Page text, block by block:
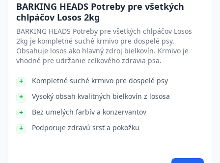
BARKING HEADS Potreby pre všetkých
chlpáčov Losos 2kg
BARKING HEADS Potreby pre všetkých chlpáčov Losos
2kg je kompletné suché krmivo pre dospelé psy.
Obsahuje losos ako hlavný zdroj bielkovín. Krmivo je
vhodné pre udržanie celkového zdravia psa.
Kompletné suché krmivo pre dospelé psy
Vysoký obsah kvalitných bielkovín z lososa
Bez umelých farbív a konzervantov
Podporuje zdravú srsť a pokožku